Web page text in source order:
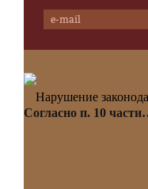
Нарушение
Согласно п. 10